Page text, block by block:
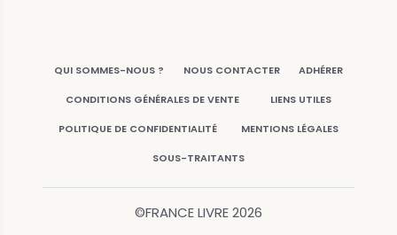
QUI SOMMES-NOUS ? NOUS CONTACTER ADHÉRER
CONDITIONS GÉNÉRALES DE VENTE LIENS UTILES
POLITIQUE DE CONFIDENTIALITÉ MENTIONS LÉGALES
SOUS-TRAITANTS
©FRANCE LIVRE2026